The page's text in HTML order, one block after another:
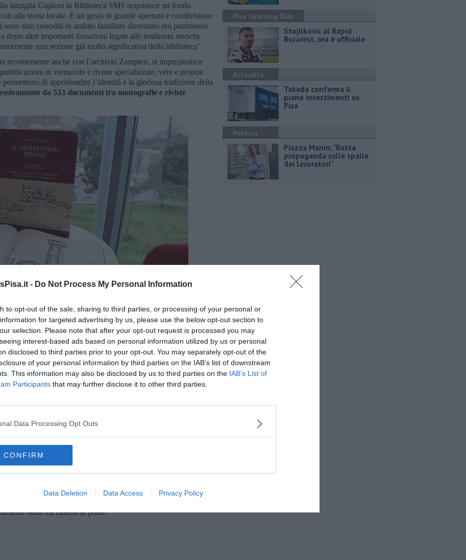
- Do Not Process My Personal Information
to opt-out of the sale, sharing to third parties, or processing of your personal or
for targeted advertising by us, please use the below opt-out section to
selection. Please note that after your opt-out request is processed you may
interest-based ads based on personal information utilized by us or personal
disclosed to third parties prior to your opt-out. You may separately opt-out of the
of your personal information by third parties on the IAB’s list of downstream
This information may also be disclosed by us to third parties on the IAB’s List of
Participants that may further disclose it to other third parties.
Data Processing Opt Outs
CONFIRM
Data Deletion Data Access Privacy Policy
famiglia Giglioni la Biblioteca SMS acquisisce un fondo
alla storia locale. È un gesto di grande apertura e condivisione
stati custoditi in ambito familiare diventano ora patrimonio
dopo altre importanti donazioni legate alle tradizioni storiche
una sezione già molto significativa della biblioteca".
recentemente anche con l’archivio Zampieri, si impreziosisce
in vernacolo e riviste specializzate, vere e proprie
permettono di approfondire l’identità e la gloriosa tradizione della
da 533 documenti tra monografie e riviste
potranno consultare e utilizzare liberamente questo patrimonio. I
l'assessore - sono in costante crescita anche grazie al lavoro
esteso gli orari di apertura, introdotto aperture
tra presentazioni di libri, mostre e conferenze. Ringraziamo
questo gesto di grande generosità e ci auguriamo che il loro
cittadini”.
quota 20.421 (+7% rispetto all’anno precedente), con 4.708
(+8%), di cui oltre 22.000 relativi alla biblioteca dei ragazzi.
140.176 accessi e ospitato 94 eventi, tra presentazioni di
poli culturali e di studio della città.
iscriviti alla
nella tua casella di posta.
Pisa Sporting Club
Stojilkovic al Rapid
Bucarest, ora è ufficiale
Attualità
Takeda conferma il
piano investimenti su
Pisa
Politica
Piazza Manin, "Basta
propaganda sulle spalle
dei lavoratori"